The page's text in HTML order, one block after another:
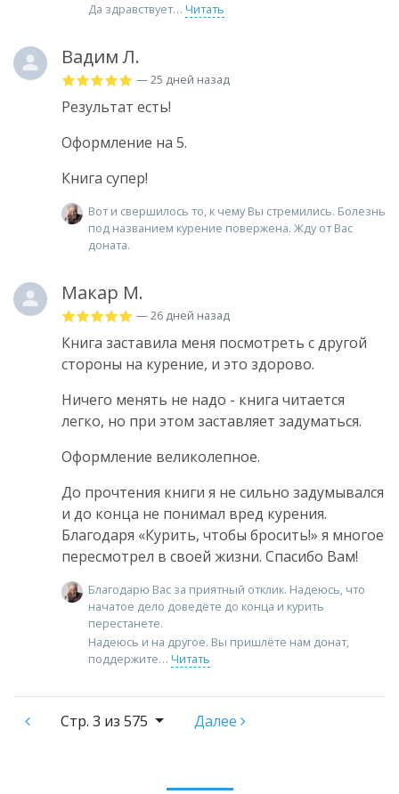
Да здравствует
Читать
Вадим Л.
— 25 дней назад
Результат есть!
Оформление на 5.
Книга супер!
Вот и свершилось то, к чему Вы стремились. Болезнь
под названием курение повержена. Жду от Вас
доната.
Макар М.
— 26 дней назад
Книга заставила меня посмотреть с другой
стороны на курение, и это здорово.
Ничего менять не надо - книга читается
легко, но при этом заставляет задуматься.
Оформление великолепное.
До прочтения книги я не сильно задумывался
и до конца не понимал вред курения.
Благодаря «Курить, чтобы бросить!» я многое
пересмотрел в своей жизни. Спасибо Вам!
Благодарю Вас за приятный отклик. Надеюсь, что
начатое дело доведёте до конца и курить
перестанете.
Надеюсь и на другое. Вы пришлёте нам донат,
поддержите
Читать
Стр. 3 из 575 Далее